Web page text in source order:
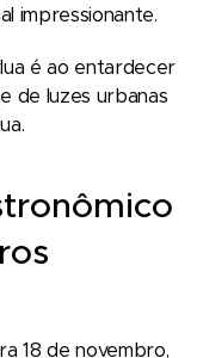
impressionante.
é ao entardecer
de luzes urbanas
18 de novembro,